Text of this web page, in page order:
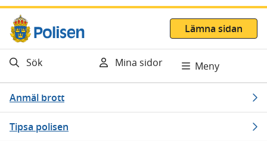
Gå direkt till innehåll
Lämna sidan
Sök Mina sidor Meny
Anmäl brott
Tipsa polisen